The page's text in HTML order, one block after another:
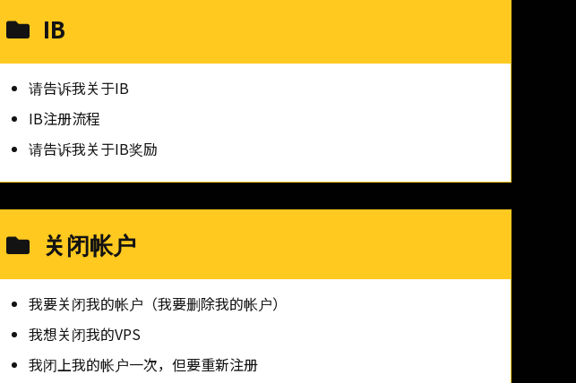
IB
请告诉我关于IB
IB注册流程
请告诉我关于IB奖励
关闭帐户
我要关闭我的帐户（我要删除我的帐户）
我想关闭我的VPS
我闭上我的帐户一次，但要重新注册